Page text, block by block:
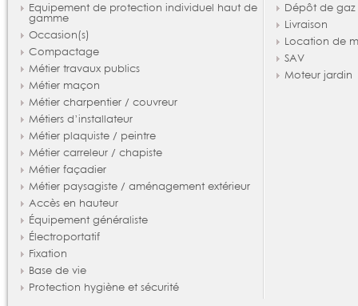
Equipement de protection individuel haut de
gamme
Occasion(s)
Compactage
Métier travaux publics
Métier maçon
Métier charpentier / couvreur
Métiers d’installateur
Métier plaquiste / peintre
Métier carreleur / chapiste
Métier façadier
Métier paysagiste / aménagement extérieur
Accès en hauteur
Équipement généraliste
Électroportatif
Fixation
Base de vie
Protection hygiène et sécurité
Dépôt de gaz
Livraison
Location de
SAV
Moteur jardin